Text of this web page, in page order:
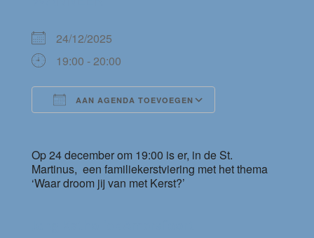
24/12/2025
19:00 - 20:00
AAN AGENDA TOEVOEGEN
Op 24 december om 19:00 is er, in de St.
Martinus, een familiekerstviering met het thema
‘Waar droom jij van met Kerst?’